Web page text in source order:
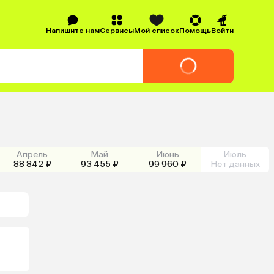
Напишите намСервисыМой списокПомощьВойти
Апрель
88 842 ₽
Май
93 455 ₽
Июнь
99 960 ₽
Июль
Нет данных